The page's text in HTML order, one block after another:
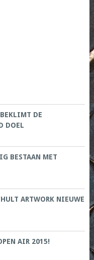
DE
DOEL
BESTAAN MET
ARTWORK NIEUWE
AIR 2015!